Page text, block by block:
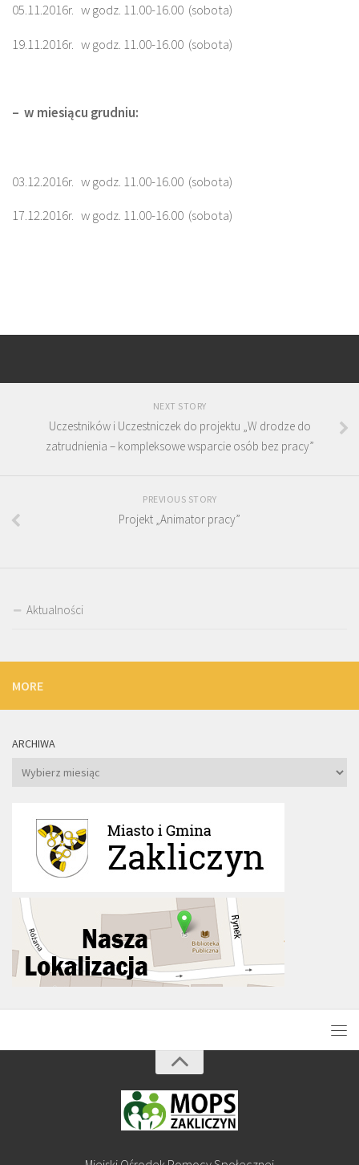
05.11.2016r. w godz. 11.00-16.00 (sobota)
19.11.2016r. w godz. 11.00-16.00 (sobota)
– w miesiącu grudniu:
03.12.2016r. w godz. 11.00-16.00 (sobota)
17.12.2016r. w godz. 11.00-16.00 (sobota)
NEXT STORY
Uczestników i Uczestniczek do projektu „W drodze do
zatrudnienia – kompleksowe wsparcie osób bez pracy”
PREVIOUS STORY
Projekt „Animator pracy”
Aktualności
MORE
ARCHIWA
Archiwa